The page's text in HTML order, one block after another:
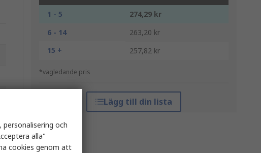
1 - 5
274,29 kr
6 - 14
263,20 kr
15 +
257,82 kr
*vägledande pris
Lägg till din lista
och
alla"
cookies genom att